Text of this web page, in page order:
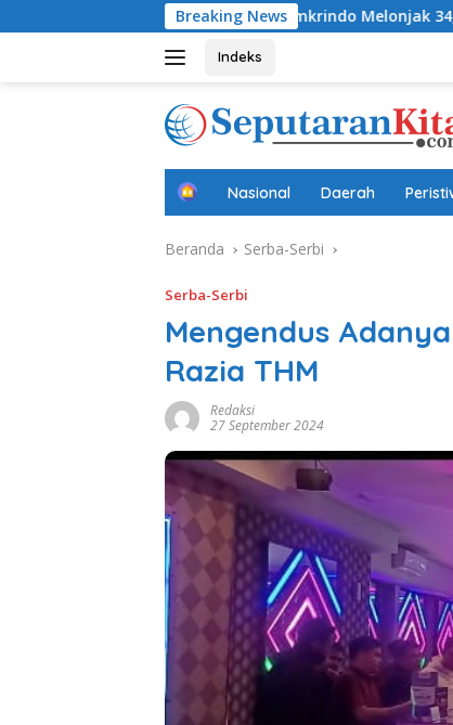
ke
Breaking News
Laba Jamkrindo Melonjak 34,7 Persen pada
Indeks
B
a
d
Nasional Daerah
Beranda Serba-Serbi
Serba-Serbi
Mengendus
Razia THM
Redaksi
27 September 2024